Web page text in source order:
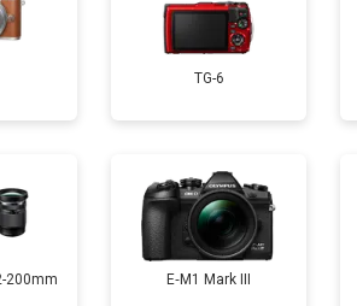
от 120 мин
от 90 мин
TG-6
200mm
E‑M1 Mark III